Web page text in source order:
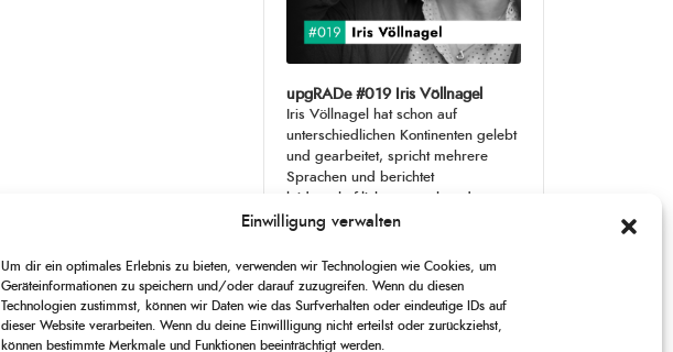
Einwilligung verwalten
Um dir ein optimales Erlebnis zu bieten, verwenden wir Technologien wie Cookies, um
Geräteinformationen zu speichern und/oder darauf zuzugreifen. Wenn du diesen
Technologien zustimmst, können wir Daten wie das Surfverhalten oder eindeutige IDs auf
dieser Website verarbeiten. Wenn du deine Einwillligung nicht erteilst oder zurückziehst,
können bestimmte Merkmale und Funktionen beeinträchtigt werden.
upgRADe #019 Iris Völlnagel
Iris Völlnagel hat schon auf
unterschiedlichen Kontinenten gelebt
und gearbeitet, spricht mehrere
Sprachen und berichtet
leidenschaftlich gerne über das, was
sie erlebt – als Journalistin,
CHANGE
PLAYBACK
RATE
1
SKIP
BACKWARD
PLAY
PAUSE
JUMP
FORWARD
THIS
00:00 00:00